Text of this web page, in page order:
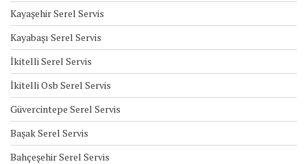
Kayaşehir Serel Servis
Kayabaşı Serel Servis
İkitelli Serel Servis
İkitelli Osb Serel Servis
Güvercintepe Serel Servis
Başak Serel Servis
Bahçeşehir Serel Servis